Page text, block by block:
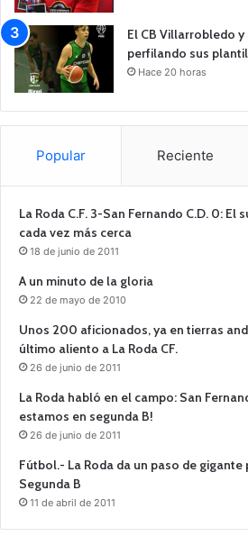
El CB Villarrobledo
perfilando sus
Hace 20 horas
Popular Reciente
La Roda C.F. 3-San Fernando C.D. 0: El
cada vez más cerca
18 de junio de 2011
A un minuto de la gloria
22 de mayo de 2010
Unos 200 aficionados, ya en tierras
último aliento a La Roda CF.
26 de junio de 2011
La Roda habló en el campo: San
estamos en segunda B!
26 de junio de 2011
Fútbol.- La Roda da un paso de
Segunda B
11 de abril de 2011